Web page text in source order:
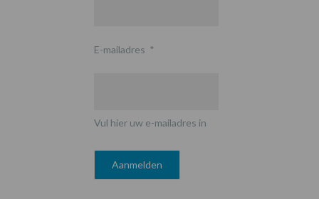
E-mailadres *
Vul hier uw e-mailadres in